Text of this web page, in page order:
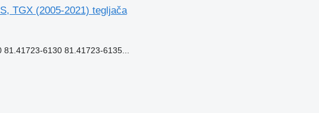
TGX (2005-2021) tegljača
6130 81.41723-6135...